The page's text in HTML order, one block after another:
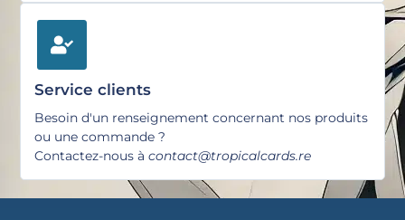
Service clients
Besoin d'un renseignement concernant nos produits
ou une commande ?
Contactez-nous àcontact@tropicalcards.re